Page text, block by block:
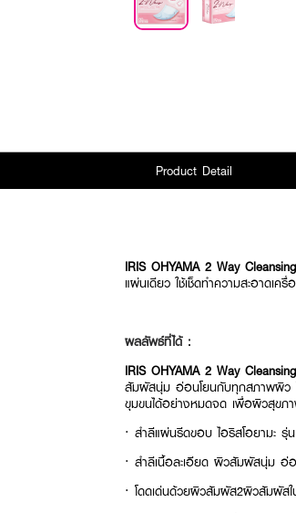
Product Detail
IRIS OHYAMA 2 Way
แผ่นเดียว ใช้เช็ดทำความสะอาดเ
ผลลัพธ์ที่ได้ :
IRIS OHYAMA 2 Way
สัมผัสนุ่ม อ่อนโยนกับทุกสภาพผิว โ
ขุมขนได้อย่างหมดจด เพื่อผิวสุขภ
· สำลีแผ่นรีดขอบ ไอริสโอยามะ รุ่
· สำลีเนื้อละเอียด ผิวสัมผัสนุ่ม อ่
· โดดเด่นด้วยผิวสัมผัส2ผิวสัมผัสใ